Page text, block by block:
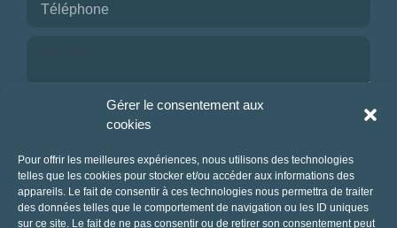
Gérer le consentement aux
cookies
Pour offrir les meilleures expériences, nous utilisons des technologies
telles que les cookies pour stocker et/ou accéder aux informations des
appareils. Le fait de consentir à ces technologies nous permettra de traiter
des données telles que le comportement de navigation ou les ID uniques
sur ce site. Le fait de ne pas consentir ou de retirer son consentement peut
Je reconnais avoir pris connaissance de la
politique de confidentialité.
NOUS CONTACTER